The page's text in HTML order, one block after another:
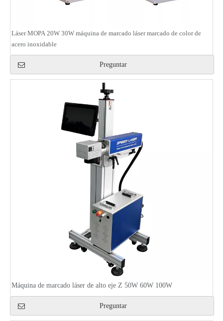
Láser MOPA 20W 30W máquina de marcado láser marcado de color de
acero inoxidable
Preguntar
Máquina de marcado láser de alto eje Z 50W 60W 100W
Preguntar